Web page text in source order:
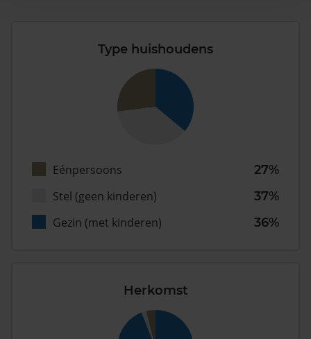
Type huishoudens
Eénpersoons
27%
Stel (geen kinderen)
37%
Gezin (met kinderen)
36%
Herkomst